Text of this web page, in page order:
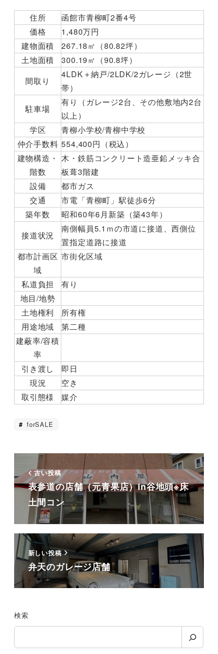
住所
函館市青柳町2番4号
価格
1,480万円
建物面積
267.18㎡（80.82坪）
土地面積
300.19㎡（90.8坪）
間取り
4LDK＋納戸/2LDK/2ガレージ（2世
帯）
駐車場
有り（ガレージ2台、その他敷地内2台
以上）
学区
青柳小学校/青柳中学校
仲介手数料 554,400円（税込）
建物構造・
階数
木・鉄筋コンクリート造亜鉛メッキ合
板葺3階建
設備
都市ガス
交通
市電「青柳町」駅徒歩6分
築年数
昭和60年6月新築（築43年）
接道状況
南側幅員5.1ｍの市道に接道、西側位
置指定道路に接道
都市計画区
域
市街化区域
私道負担
有り
地目/地勢
土地権利
所有権
用途地域
第二種
建蔽率/容積
率
引き渡し
即日
現況
空き
取引態様
媒介
forSALE
古い投稿
表参道の店舗（元青果店）in谷地頭※床
土間コン
新しい投稿
弁天のガレージ店舗
検索